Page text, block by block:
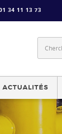
34 11 13 73
ACTUALITÉS